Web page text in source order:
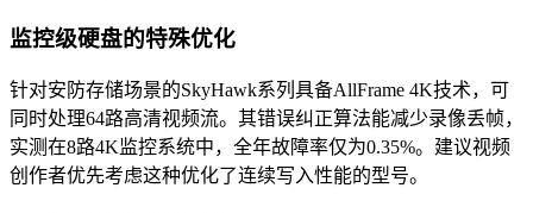
监控级硬盘的特殊优化
针对安防存储场景的SkyHawk系列具备AllFrame 4K技术，可
同时处理64路高清视频流。其错误纠正算法能减少录像丢帧，
实测在8路4K监控系统中，全年故障率仅为0.35%。建议视频
创作者优先考虑这种优化了连续写入性能的型号。